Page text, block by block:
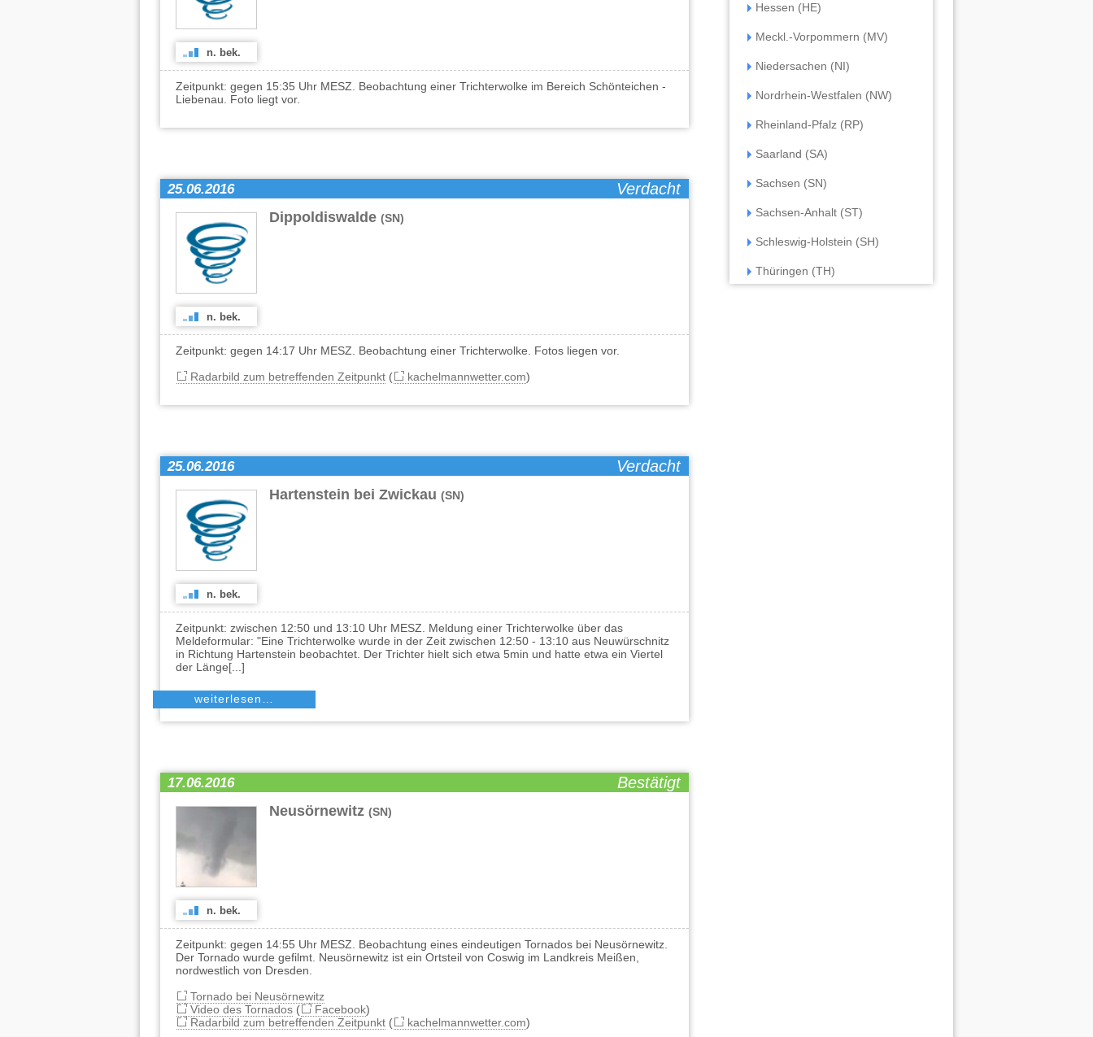
n. bek.
Zeitpunkt: gegen 15:35 Uhr MESZ. Beobachtung einer Trichterwolke im Bereich Schönteichen -
Liebenau. Foto liegt vor.
25.06.2016 Verdacht
Dippoldiswalde (SN)
n. bek.
Zeitpunkt: gegen 14:17 Uhr MESZ. Beobachtung einer Trichterwolke. Fotos liegen vor.
Radarbild zum betreffenden Zeitpunkt( kachelmannwetter.com)
25.06.2016 Verdacht
Hartenstein bei Zwickau (SN)
n. bek.
Zeitpunkt: zwischen 12:50 und 13:10 Uhr MESZ. Meldung einer Trichterwolke über das
Meldeformular: "Eine Trichterwolke wurde in der Zeit zwischen 12:50 - 13:10 aus Neuwürschnitz
in Richtung Hartenstein beobachtet. Der Trichter hielt sich etwa 5min und hatte etwa ein Viertel
der Länge[...]
weiterlesen…
17.06.2016 Bestätigt
Neusörnewitz (SN)
n. bek.
Zeitpunkt: gegen 14:55 Uhr MESZ. Beobachtung eines eindeutigen Tornados bei Neusörnewitz.
Der Tornado wurde gefilmt. Neusörnewitz ist ein Ortsteil von Coswig im Landkreis Meißen,
nordwestlich von Dresden.
Tornado bei Neusörnewitz
Video des Tornados( Facebook)
Radarbild zum betreffenden Zeitpunkt( kachelmannwetter.com)
Hessen (HE)
Meckl.-Vorpommern (MV)
Niedersachen (NI)
Nordrhein-Westfalen (NW)
Rheinland-Pfalz (RP)
Saarland (SA)
Sachsen (SN)
Sachsen-Anhalt (ST)
Schleswig-Holstein (SH)
Thüringen (TH)